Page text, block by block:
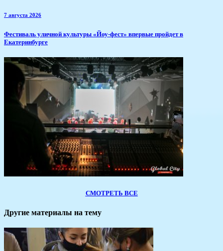
7 августа 2026
​Фестиваль уличной культуры «Йоу-фест» впервые пройдет в
Екатеринбурге
СМОТРЕТЬ ВСЕ
Другие материалы на тему